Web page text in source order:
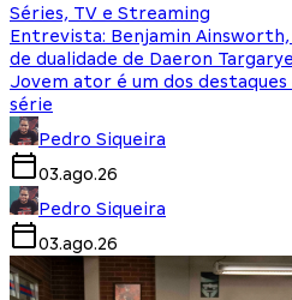
Séries, TV e Streaming
Entrevista: Benjamin Ainsworth,
de dualidade de Daeron
Jovem ator é um dos
série
Pedro Siqueira
03.ago.26
Pedro Siqueira
03.ago.26